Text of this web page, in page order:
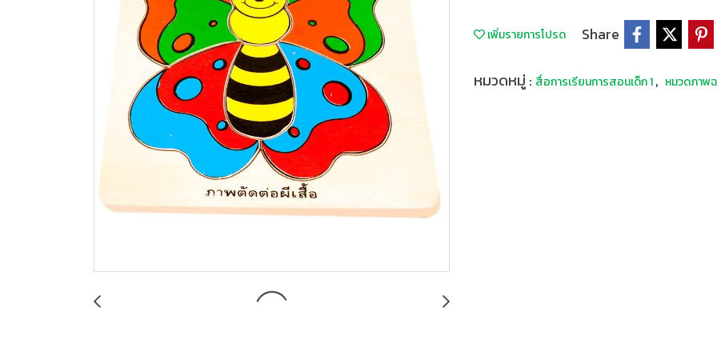
เพิ่มรายการโปรด Share
หมวดหมู่ : สื่อการเรียนการสอนเด็ก 1, หมวดภาพ